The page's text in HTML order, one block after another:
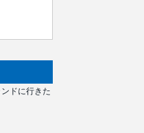
ドに行きた